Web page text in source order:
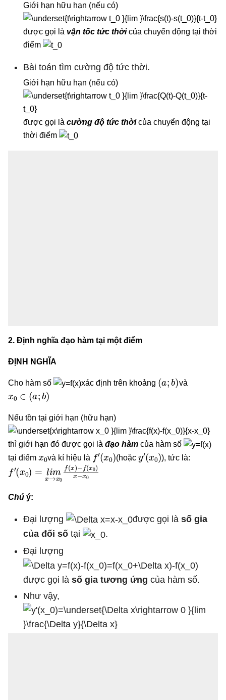
Giới hạn hữu hạn (nếu có)
được gọi là vận tốc tức thời của chuyển động tại thời
điểm
Bài toán tìm cường độ tức thời.
Giới hạn hữu hạn (nếu có)
được gọi là cường độ tức thời của chuyển động tại
thời điểm
2. Định nghĩa đạo hàm tại một điểm
ĐỊNH NGHĨA
Cho hàm số xác định trên khoảng
( b)
và
a b)
Nếu tồn tại giới hạn (hữu hạn)
thì giới hạn đó được gọi là đạo hàm của hàm số
tại điểm
và kí hiệu là
′(x )
(hoặc
′x0
), tức là:
′(x )= x→ x0f(x)
−f( 0) x0
Chú ý:
Đại lượng được gọi là số gia
của đối số tại
.
Đại lượng
được gọi là số gia tương ứng của hàm số.
Như vậy,